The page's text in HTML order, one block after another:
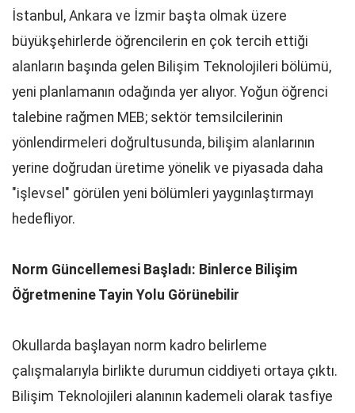
İstanbul, Ankara ve İzmir başta olmak üzere
büyükşehirlerde öğrencilerin en çok tercih ettiği
alanların başında gelen Bilişim Teknolojileri bölümü,
yeni planlamanın odağında yer alıyor. Yoğun öğrenci
talebine rağmen MEB; sektör temsilcilerinin
yönlendirmeleri doğrultusunda, bilişim alanlarının
yerine doğrudan üretime yönelik ve piyasada daha
"işlevsel" görülen yeni bölümleri yaygınlaştırmayı
hedefliyor.
Norm Güncellemesi Başladı: Binlerce Bilişim
Öğretmenine Tayin Yolu Görünebilir
Okullarda başlayan norm kadro belirleme
çalışmalarıyla birlikte durumun ciddiyeti ortaya çıktı.
Bilişim Teknolojileri alanının kademeli olarak tasfiye